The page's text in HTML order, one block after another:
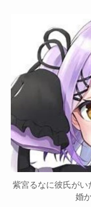
紫宮るなに彼氏が
婚